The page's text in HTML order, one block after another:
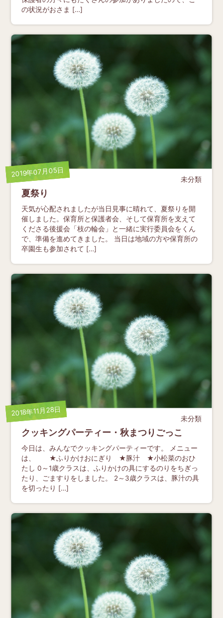
の状況がおさま […]
2019年07月05日
未分類
夏祭り
天気が心配されましたが当日見事に晴れて、夏祭りを開
催しました。保育所と保護者会、そして保育所を支えて
くださる後援会「枝の輪会」と一緒に実行委員会をくん
で、準備を進めてきました。 当日は地域の方や保育所の
卒園生も参加されて […]
2018年11月28日
未分類
クッキングパーティー・秋まつりごっこ
今日は、みんなでクッキングパーティーです。 メニュー
は、 ★ふりかけおにぎり ★豚汁 ★小松菜のおひ
たし 0～1歳クラスは、ふりかけの具にするのりをちぎっ
たり、ごますりをしました。 2～3歳クラスは、豚汁の具
を切ったり […]